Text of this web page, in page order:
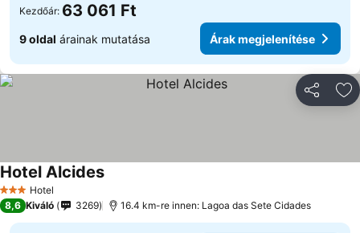
Kezdőár: 63 061 Ft
9 oldal árainak mutatása Árak megjelenítése
3 Kategória
Hotel
Hotel Alcides
8,6 Kiváló 3269 16.4 km-re innen: Lagoa das Sete Cidades